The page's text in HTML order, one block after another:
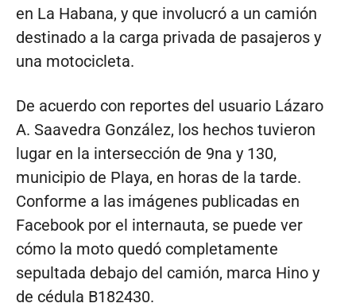
en La Habana, y que involucró a un camión
destinado a la carga privada de pasajeros y
una motocicleta.
De acuerdo con reportes del usuario Lázaro
A. Saavedra González, los hechos tuvieron
lugar en la intersección de 9na y 130,
municipio de Playa, en horas de la tarde.
Conforme a las imágenes publicadas en
Facebook por el internauta, se puede ver
cómo la moto quedó completamente
sepultada debajo del camión, marca Hino y
de cédula B182430.